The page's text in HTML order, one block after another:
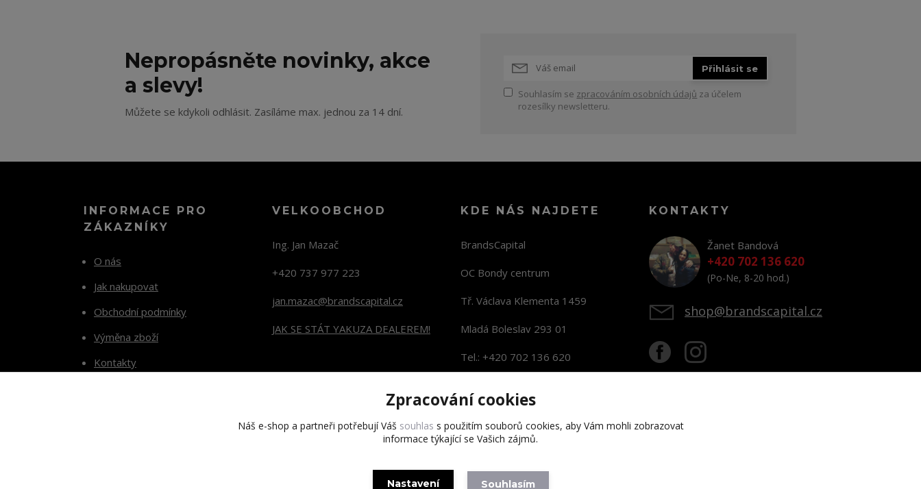
Nepropásněte novinky, akce
a slevy!
Můžete se kdykoli odhlásit. Zasíláme max. jednou za 14 dní.
Přihlásit se
Souhlasím se zpracováním osobních údajů za účelem
rozesílky newsletteru.
INFORMACE PRO
ZÁKAZNÍKY
O nás
Jak nakupovat
Obchodní podmínky
Výměna zboží
Kontakty
VELKOOBCHOD
Ing. Jan Mazač
+420 737 977 223
jan.mazac@brandscapital.cz
JAK SE STÁT YAKUZA DEALEREM!
KDE NÁS NAJDETE
BrandsCapital
OC Bondy centrum
Tř. Václava Klementa 1459
Mladá Boleslav 293 01
Tel.: +420 702 136 620
KONTAKTY
Žanet Bandová
+420 702 136 620
(Po-Ne, 8-20 hod.)
shop@brandscapital.cz
Copyright 2020 BrandsCapital s.r.o.
Zpracování cookies
Náš e-shop a partneři potřebují Váš souhlas s použitím souborů cookies, aby Vám mohli zobrazovat
informace týkající se Vašich zájmů.
Nastavení Souhlasím